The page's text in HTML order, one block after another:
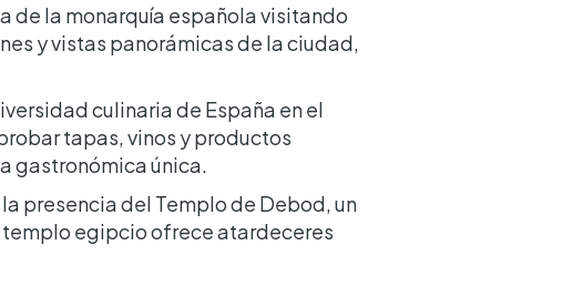
de la monarquía española visitando
y vistas panorámicas de la ciudad,
culinaria de España en el
tapas, vinos y productos
gastronómica única.
presencia del Templo de Debod, un
templo egipcio ofrece atardeceres